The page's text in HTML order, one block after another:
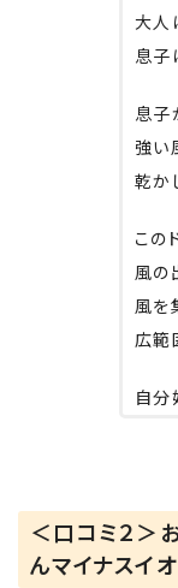
大人
息子
息子
強い
乾か
この
風の
風を
広範
自分
髪の
ド
＜口コミ２＞
んマイナスイ